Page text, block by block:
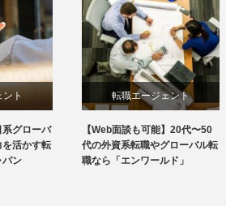
ト
系グローバ
活かす転
パン
転職エージェント
【Web面談も可能】20代〜50
代の外資系転職やグローバル転
職なら「エンワールド」